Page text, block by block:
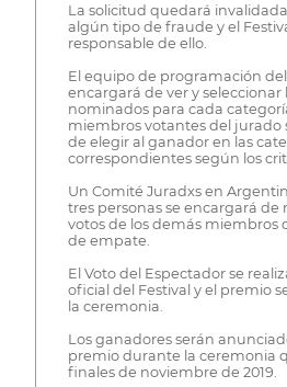
La solicitud quedará
algún tipo de fraude y el
responsable de ello.
El equipo de programación del
encargará de ver y seleccionar
nominados para cada
miembros votantes del jurado
de elegir al ganador en las
correspondientes según los
Un Comité Juradxs en
tres personas se encargará de
votos de los demás miembros
de empate.
El Voto del Espectador se
oficial del Festival y el premio
la ceremonia.
Los ganadores serán
premio durante la ceremonia
finales de noviembre de 2019.